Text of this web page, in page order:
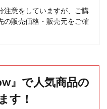
注意をしていますが、ご購
の販売価格・販売元をご確
』で人気商品の
す！